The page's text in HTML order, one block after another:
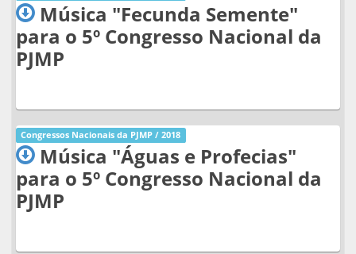
Música "Fecunda Semente"
para o 5º Congresso Nacional da
PJMP
Congressos Nacionais da PJMP / 2018
Música "Águas e Profecias"
para o 5º Congresso Nacional da
PJMP